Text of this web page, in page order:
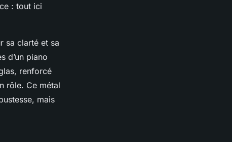
: tout ici
sa clarté et sa
d’un piano
renforcé
rôle. Ce métal
mais